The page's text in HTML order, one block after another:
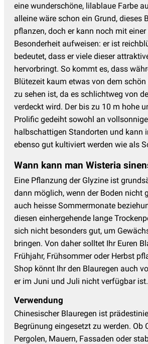
eine wunderschöne, lilablaue Farbe
alleine wäre schon ein Grund, dieses
pflanzen, doch er kann noch mit einer
Besonderheit aufweisen: er ist
bedeutet, dass er viele dieser
hervorbringt. So kommt es, dass
Blütezeit kaum etwas von dem
zu sehen ist, da es schlichtweg von
verdeckt wird. Der bis zu 10 m hohe
Prolific gedeiht sowohl an
halbschattigen Standorten und kann
ebenso gut kultiviert werden wie als
Wann kann man Wisteria
Eine Pflanzung der Glyzine ist
dann möglich, wenn der Boden nicht
auch heisse Sommermonate
diesen einhergehende lange
sich nicht besonders gut, um
bringen. Von daher solltet Ihr Euren
Frühjahr, Frühsommer oder Herbst
Shop könnt Ihr den Blauregen auch
er im Juni und Juli nicht verfügbar ist.
Verwendung
Chinesischer Blauregen ist
Begrünung eingesetzt zu werden. Ob
Pergolen, Mauern, Fassaden oder